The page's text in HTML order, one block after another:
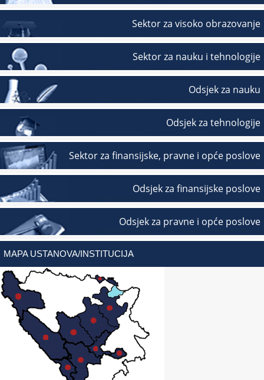
Sektor za visoko obrazovanje
Sektor za nauku i tehnologije
Odsjek za nauku
Odsjek za tehnologije
Sektor za finansijske, pravne i opće poslove
Odsjek za finansijske poslove
Odsjek za pravne i opće poslove
MAPA USTANOVA/INSTITUCIJA